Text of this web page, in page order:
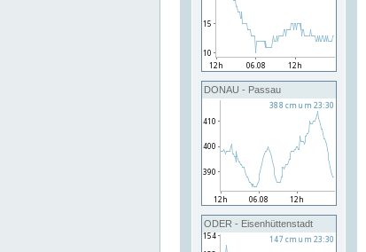
DONAU - Passau
ODER - Eisenhüttenstadt